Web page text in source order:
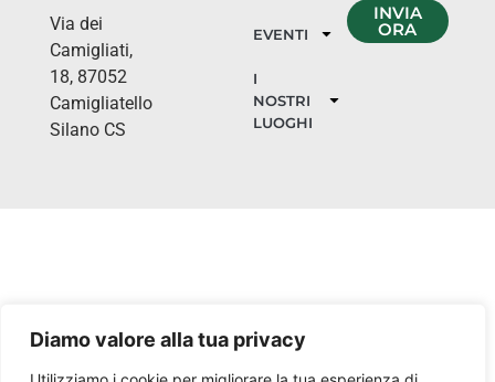
Diamo valore alla tua privacy
Via dei
Camigliati,
18, 87052
Camigliatello
Silano CS
EVENTI
I
NOSTRI
LUOGHI
INVIA
ORA